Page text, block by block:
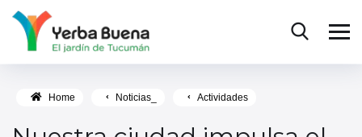
Home Noticias_ Actividades